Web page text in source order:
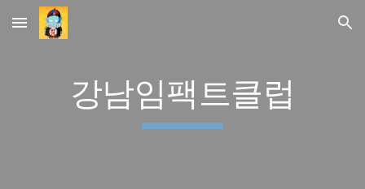
Skip to main content Skip to navigation
강남임팩트클럽